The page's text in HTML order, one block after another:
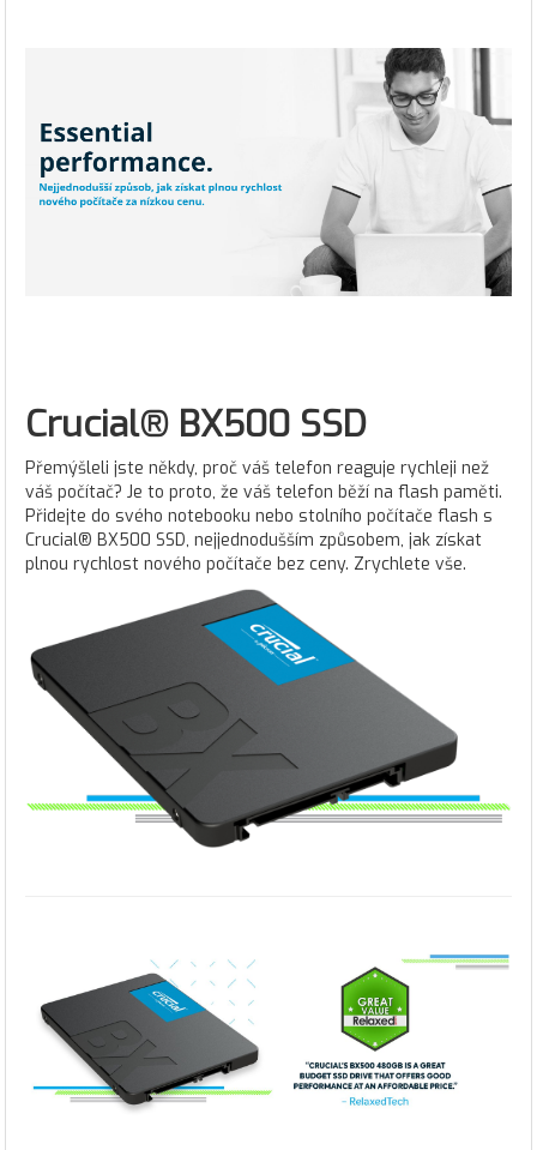
Crucial® BX500 SSD
Přemýšleli jste někdy, proč váš telefon reaguje rychleji než
váš počítač? Je to proto, že váš telefon běží na flash paměti.
Přidejte do svého notebooku nebo stolního počítače flash s
Crucial® BX500 SSD, nejjednodušším způsobem, jak získat
plnou rychlost nového počítače bez ceny. Zrychlete vše.